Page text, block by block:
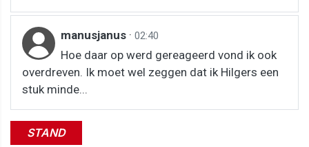
manusjanus · 02:40
Hoe daar op werd gereageerd vond ik ook
overdreven. Ik moet wel zeggen dat ik Hilgers een
stuk minde...
STAND